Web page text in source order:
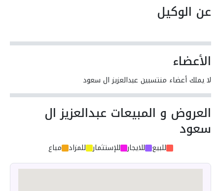
عن الوكيل
الأعضاء
لا يملك أعضاء منتسبين عبدالعزيز ال سعود
العروض و المبيعات عبدالعزيز ال
سعود
للبيع للايجار للإستثمار للمزاد مباع